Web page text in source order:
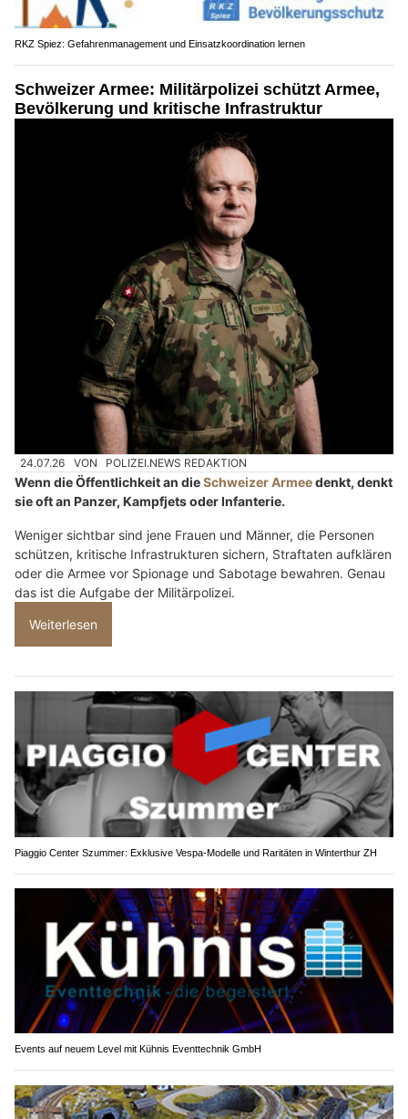
RKZ Spiez: Gefahrenmanagement und Einsatzkoordination lernen
Schweizer Armee: Militärpolizei schützt Armee,
Bevölkerung und kritische Infrastruktur
24.07.26 VON POLIZEI.NEWS REDAKTION
Wenn die Öffentlichkeit an dieSchweizer Armeedenkt, denkt
sie oft an Panzer, Kampfjets oder Infanterie.
Weniger sichtbar sind jene Frauen und Männer, die Personen
schützen, kritische Infrastrukturen sichern, Straftaten aufklären
oder die Armee vor Spionage und Sabotage bewahren. Genau
das ist die Aufgabe der Militärpolizei.
Weiterlesen
Piaggio Center Szummer: Exklusive Vespa-Modelle und Raritäten in Winterthur ZH
Events auf neuem Level mit Kühnis Eventtechnik GmbH